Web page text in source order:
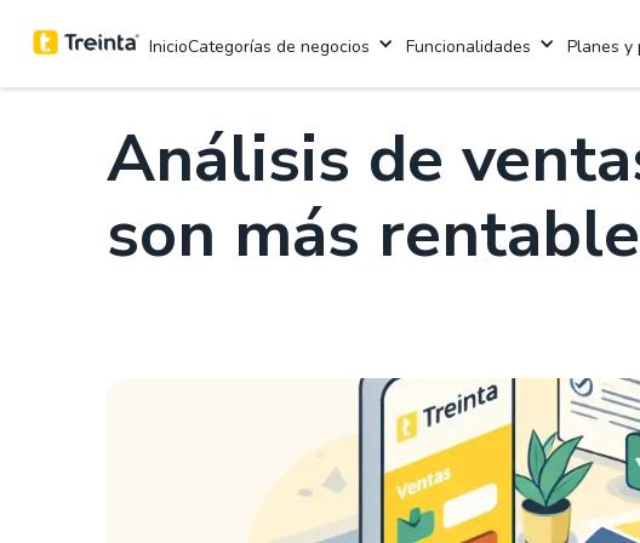
InicioCategorías de negocios Funcionalidades Planes y
Análisis de
son más